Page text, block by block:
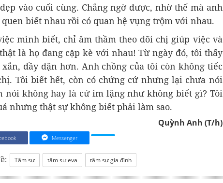
vào cuối cùng. Chẳng ngờ được, nhờ thế mà anh
biết nhau rồi có quan hệ vụng trộm với nhau.
mình biết, chỉ âm thầm theo dõi chị giúp việc và
là họ đang cặp kè với nhau! Từ ngày đó, tôi thấy
đầy đặn hơn. Anh chồng của tôi còn không tiếc
Tôi biết hết, còn có chứng cứ nhưng lại chưa nói
nói không hay là cứ im lặng như không biết gì? Tôi
nhưng thật sự không biết phải làm sao.
Quỳnh Anh (T/h)
Messenger
Tâm sự tâm sự eva tâm sự gia đình